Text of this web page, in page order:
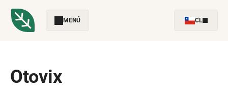
MENÚ CL
Otovix